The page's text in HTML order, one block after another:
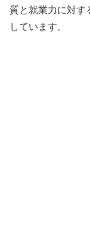
質と就業力に対す
しています。